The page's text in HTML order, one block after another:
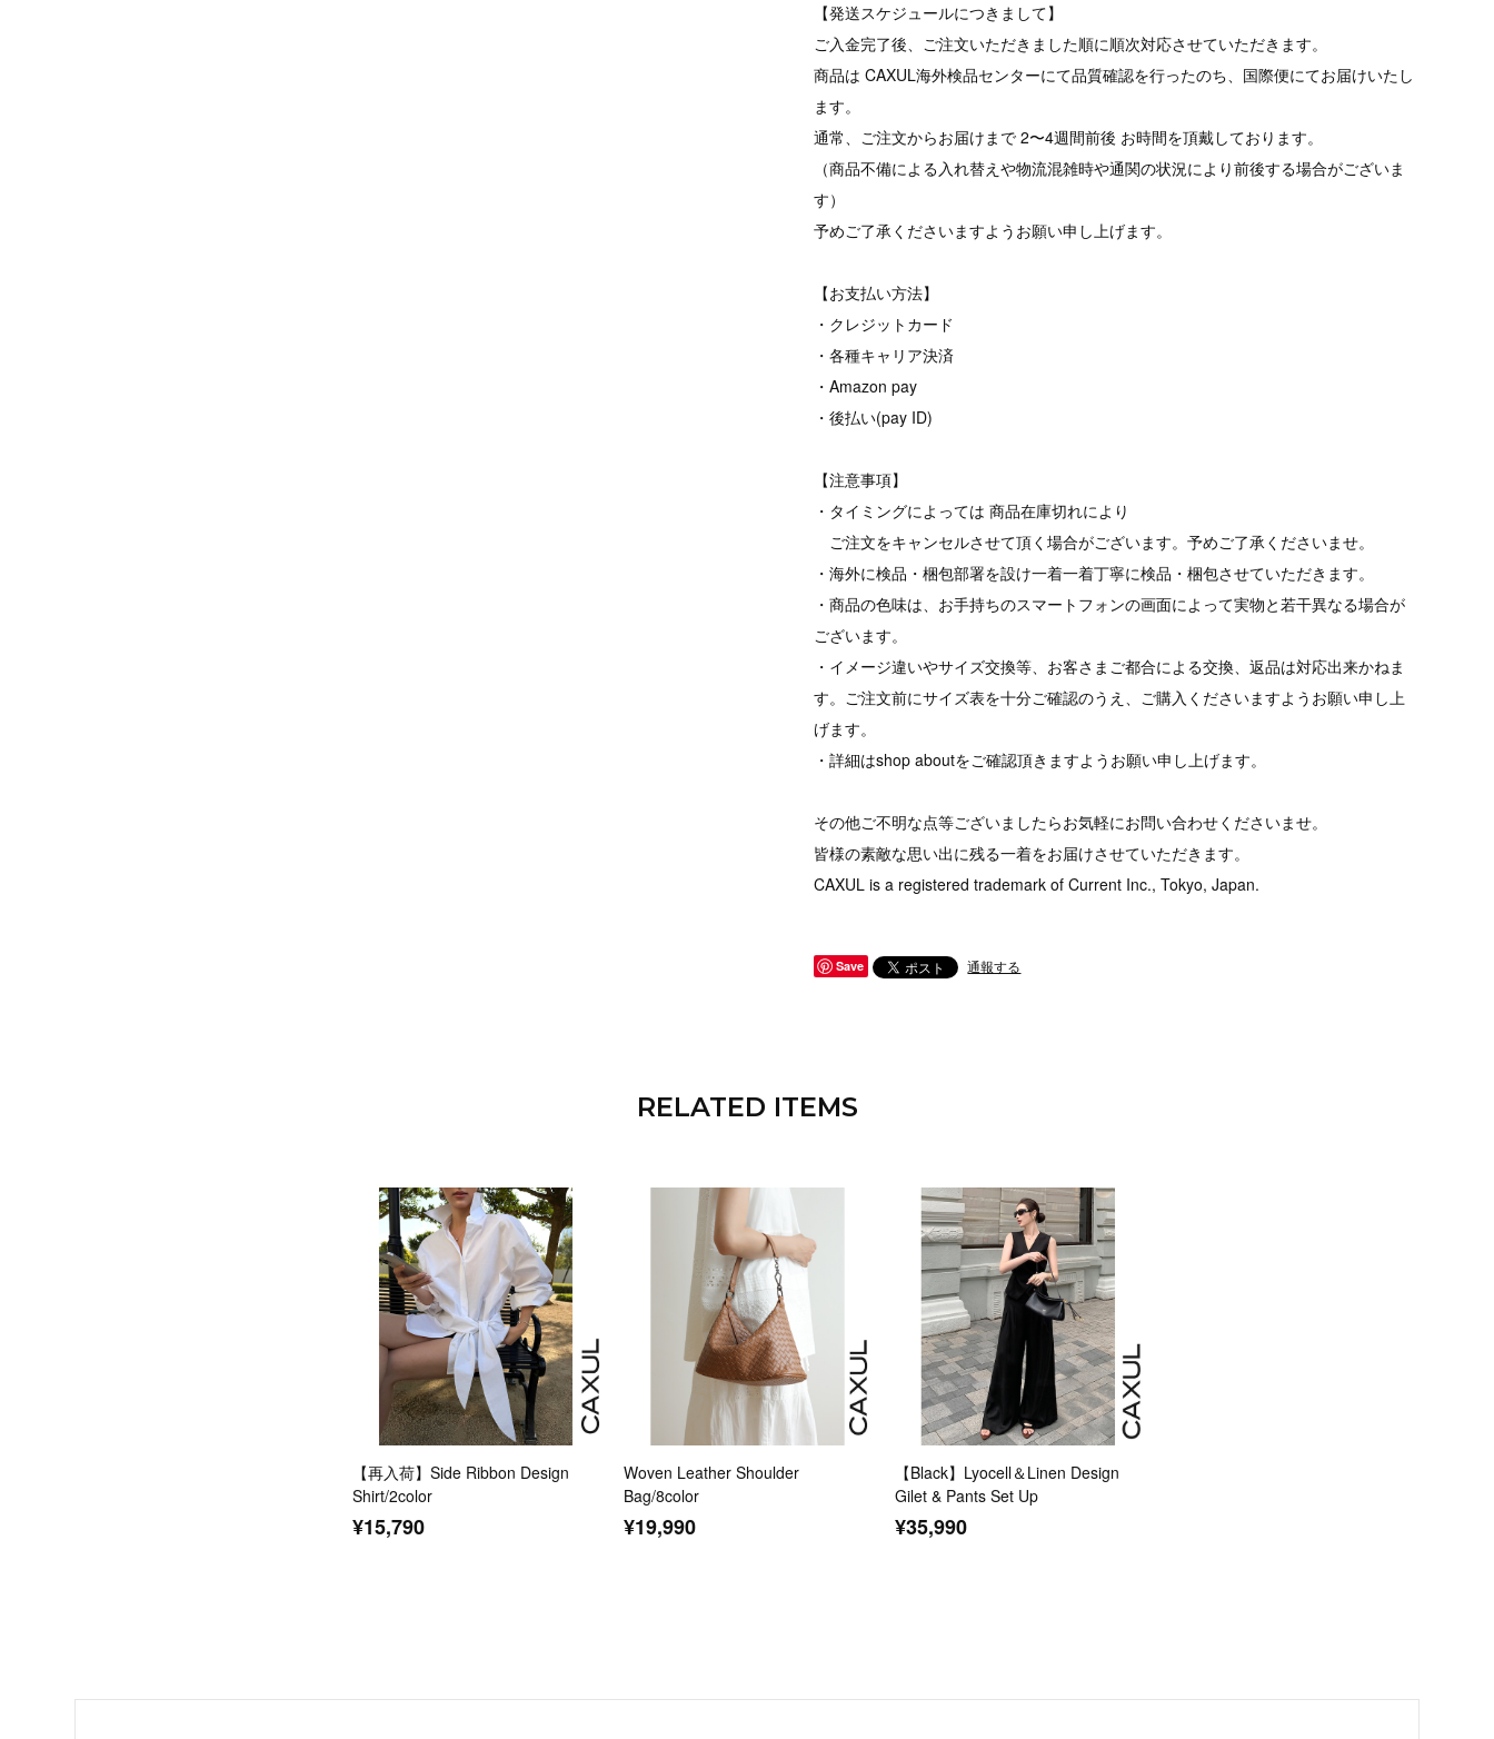
【発送スケジュールにつきまして】
ご入金完了後、ご注文いただきました順に順次対応させていただきます。
商品は CAXUL海外検品センターにて品質確認を行ったのち、国際便にてお届けいたし
ます。
通常、ご注文からお届けまで 2〜4週間前後 お時間を頂戴しております。
（商品不備による入れ替えや物流混雑時や通関の状況により前後する場合がございま
す）
予めご了承くださいますようお願い申し上げます。
【お支払い方法】
・クレジットカード
・各種キャリア決済
・Amazon pay
・後払い(pay ID)
【注意事項】
・タイミングによっては 商品在庫切れにより
ご注文をキャンセルさせて頂く場合がございます。予めご了承くださいませ。
・海外に検品・梱包部署を設け一着一着丁寧に検品・梱包させていただきます。
・商品の色味は、お手持ちのスマートフォンの画面によって実物と若干異なる場合が
ございます。
・イメージ違いやサイズ交換等、お客さまご都合による交換、返品は対応出来かねま
す。ご注文前にサイズ表を十分ご確認のうえ、ご購入くださいますようお願い申し上
げます。
・詳細はshop aboutをご確認頂きますようお願い申し上げます。
その他ご不明な点等ございましたらお気軽にお問い合わせくださいませ。
皆様の素敵な思い出に残る一着をお届けさせていただきます。
CAXUL is a registered trademark of Current Inc., Tokyo, Japan.
Save 通報する
RELATED ITEMS
【再入荷】Side Ribbon Design
Shirt/2color
¥15,790
Woven Leather Shoulder
Bag/8color
¥19,990
【Black】Lyocell＆Linen Design
Gilet & Pants Set Up
¥35,990